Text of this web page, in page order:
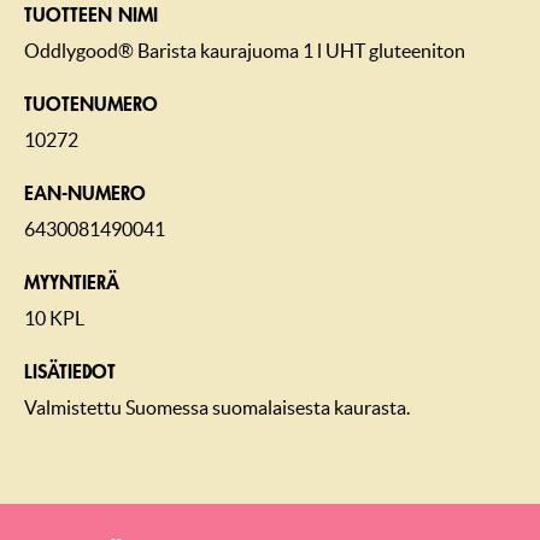
TUOTTEEN NIMI
Oddlygood® Barista kaurajuoma 1 l UHT gluteeniton
TUOTENUMERO
10272
EAN-NUMERO
6430081490041
MYYNTIERÄ
10 KPL
LISÄTIEDOT
Valmistettu Suomessa suomalaisesta kaurasta.